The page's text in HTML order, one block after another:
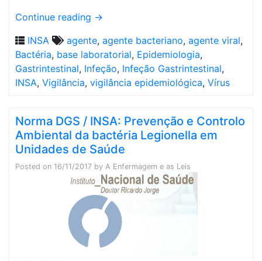
Continue reading →
INSA
agente, agente bacteriano, agente viral,
Bactéria, base laboratorial, Epidemiologia,
Gastrintestinal, Infeção, Infeção Gastrintestinal,
INSA, Vigilância, vigilância epidemiológica, Vírus
Norma DGS / INSA: Prevenção e Controlo
Ambiental da bactéria Legionella em
Unidades de Saúde
Posted on 16/11/2017 by A Enfermagem e as Leis